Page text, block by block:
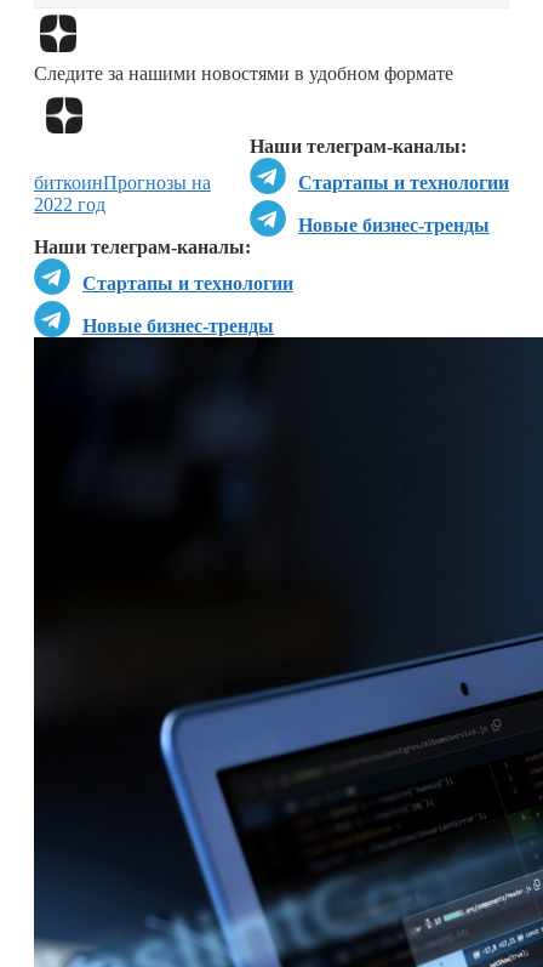
Следите за нашими новостями в удобном формате
Наши телеграм-каналы:
Стартапы и технологии
Новые бизнес-тренды
Наши телеграм-каналы:
Стартапы и технологии
Новые бизнес-тренды
биткоинПрогнозы на
2022 год